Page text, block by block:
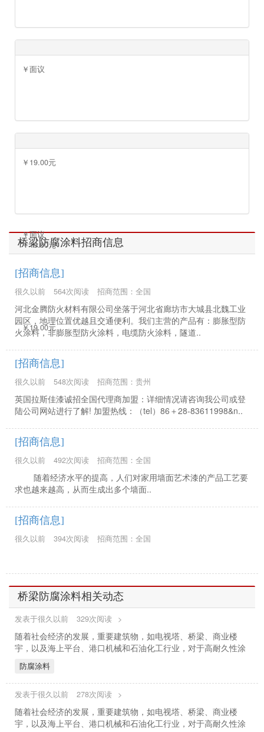
￥面议
￥面议
￥面议
￥19.00元
￥19.00元
￥19.00元
桥梁防腐涂料招商信息
[招商信息]
很久以前 564次阅读 招商范围：全国
河北金腾防火材料有限公司坐落于河北省廊坊市大城县北魏工业
园区，地理位置优越且交通便利。我们主营的产品有：膨胀型防
火涂料，非膨胀型防火涂料，电缆防火涂料，隧道..
[招商信息]
很久以前 548次阅读 招商范围：贵州
英国拉斯佳漆诚招全国代理商加盟：详细情况请咨询我公司或登
陆公司网站进行了解! 加盟热线：（tel）86＋28-83611998&n..
[招商信息]
很久以前 492次阅读 招商范围：全国
随着经济水平的提高，人们对家用墙面艺术漆的产品工艺要
求也越来越高，从而生成出多个墙面..
[招商信息]
很久以前 394次阅读 招商范围：全国
桥梁防腐涂料相关动态
发表于很久以前 329次阅读 >
随着社会经济的发展，重要建筑物，如电视塔、桥梁、商业楼
宇，以及海上平台、港口机械和石油化工行业，对于高耐久性涂
防腐涂料
发表于很久以前 278次阅读 >
随着社会经济的发展，重要建筑物，如电视塔、桥梁、商业楼
宇，以及海上平台、港口机械和石油化工行业，对于高耐久性涂